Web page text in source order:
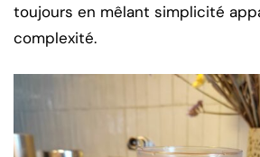
toujours en mêlant simplicité
complexité.